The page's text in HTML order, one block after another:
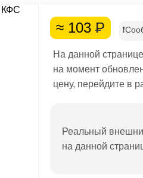
≈ 103 Р
На данной
на момент
цену, перейдите в
Реальный
на данной